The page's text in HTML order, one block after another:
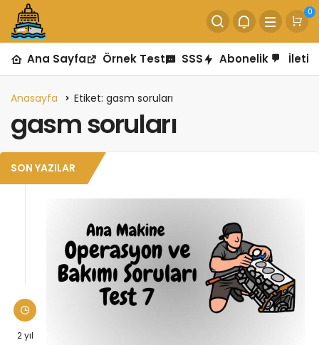
0
Ana Sayfa Örnek Test SSS Abonelik
Anasayfa Etiket: gasm soruları
gasm soruları
SON YAZILAR
2 yıl